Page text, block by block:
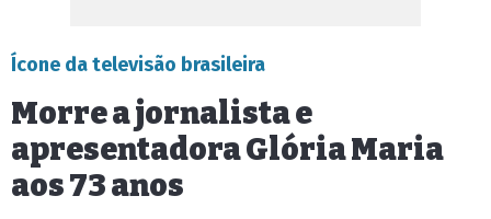
Ícone da televisão brasileira
Morre a jornalista e
apresentadora Glória Maria
aos 73 anos